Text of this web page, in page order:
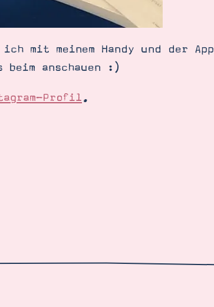
mit meinem Handy und der App
beim anschauen :)
Profil.